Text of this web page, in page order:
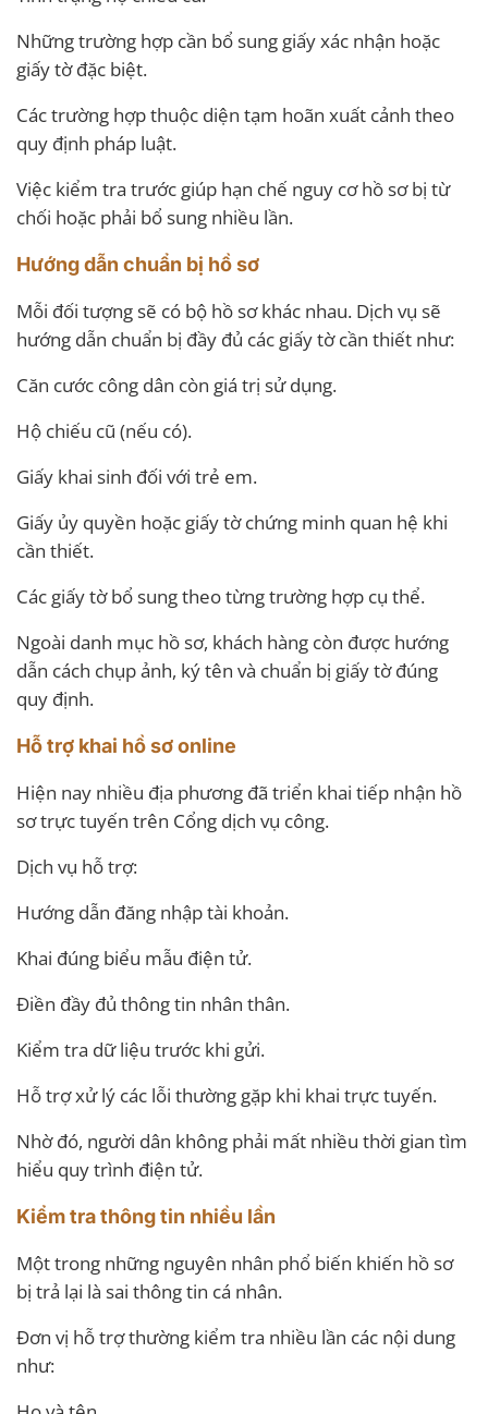
Những trường hợp cần bổ sung giấy xác nhận hoặc
giấy tờ đặc biệt.
Các trường hợp thuộc diện tạm hoãn xuất cảnh theo
quy định pháp luật.
Việc kiểm tra trước giúp hạn chế nguy cơ hồ sơ bị từ
chối hoặc phải bổ sung nhiều lần.
Hướng dẫn chuẩn bị hồ sơ
Mỗi đối tượng sẽ có bộ hồ sơ khác nhau. Dịch vụ sẽ
hướng dẫn chuẩn bị đầy đủ các giấy tờ cần thiết như:
Căn cước công dân còn giá trị sử dụng.
Hộ chiếu cũ (nếu có).
Giấy khai sinh đối với trẻ em.
Giấy ủy quyền hoặc giấy tờ chứng minh quan hệ khi
cần thiết.
Các giấy tờ bổ sung theo từng trường hợp cụ thể.
Ngoài danh mục hồ sơ, khách hàng còn được hướng
dẫn cách chụp ảnh, ký tên và chuẩn bị giấy tờ đúng
quy định.
Hỗ trợ khai hồ sơ online
Hiện nay nhiều địa phương đã triển khai tiếp nhận hồ
sơ trực tuyến trên Cổng dịch vụ công.
Dịch vụ hỗ trợ:
Hướng dẫn đăng nhập tài khoản.
Khai đúng biểu mẫu điện tử.
Điền đầy đủ thông tin nhân thân.
Kiểm tra dữ liệu trước khi gửi.
Hỗ trợ xử lý các lỗi thường gặp khi khai trực tuyến.
Nhờ đó, người dân không phải mất nhiều thời gian tìm
hiểu quy trình điện tử.
Kiểm tra thông tin nhiều lần
Một trong những nguyên nhân phổ biến khiến hồ sơ
bị trả lại là sai thông tin cá nhân.
Đơn vị hỗ trợ thường kiểm tra nhiều lần các nội dung
như: